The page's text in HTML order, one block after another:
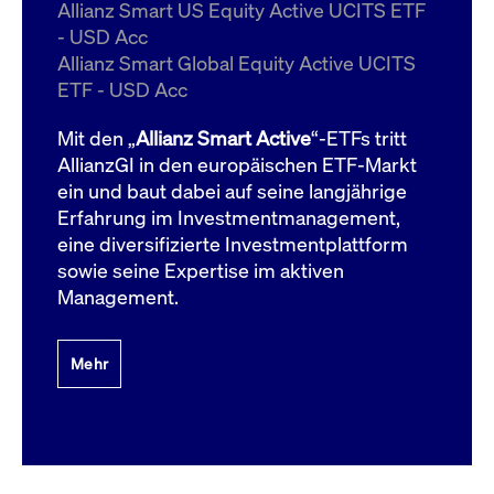
Allianz Smart US Equity Active UCITS ETF
- USD Acc
Allianz Smart Global Equity Active UCITS
ETF - USD Acc
Mit den „Allianz Smart Active“-ETFs tritt
AllianzGI in den europäischen ETF-Markt
ein und baut dabei auf seine langjährige
Erfahrung im Investmentmanagement,
eine diversifizierte Investmentplattform
sowie seine Expertise im aktiven
Management.
Mehr
ApplicationGatewayAffinityCORS
boerse.com
Domain
bis